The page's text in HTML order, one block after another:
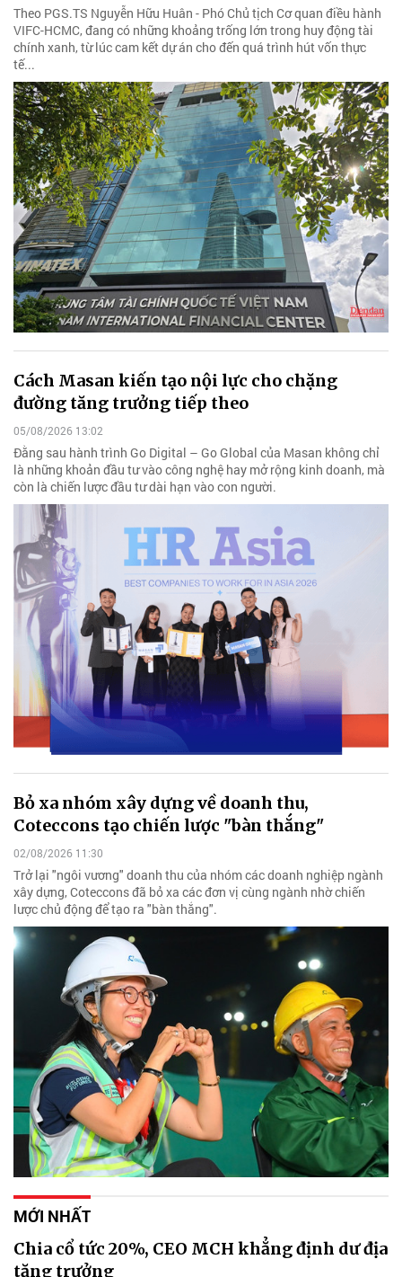
Theo PGS.TS Nguyễn Hữu Huân - Phó Chủ tịch Cơ quan điều hành
VIFC-HCMC, đang có những khoảng trống lớn trong huy động tài
chính xanh, từ lúc cam kết dự án cho đến quá trình hút vốn thực
tế...
Cách Masan kiến tạo nội lực cho chặng
đường tăng trưởng tiếp theo
05/08/2026 13:02
Đằng sau hành trình Go Digital – Go Global của Masan không chỉ
là những khoản đầu tư vào công nghệ hay mở rộng kinh doanh, mà
còn là chiến lược đầu tư dài hạn vào con người.
Bỏ xa nhóm xây dựng về doanh thu,
Coteccons tạo chiến lược "bàn thắng"
02/08/2026 11:30
Trở lại "ngôi vương" doanh thu của nhóm các doanh nghiệp ngành
xây dựng, Coteccons đã bỏ xa các đơn vị cùng ngành nhờ chiến
lược chủ động để tạo ra "bàn thắng".
MỚI NHẤT
Chia cổ tức 20%, CEO MCH khẳng định dư địa
tăng trưởng